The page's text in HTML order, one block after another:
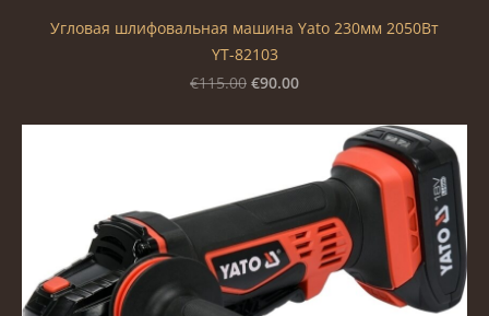
Угловая шлифовальная машина Yato 230мм 2050Вт
YT-82103
€115.00 €90.00